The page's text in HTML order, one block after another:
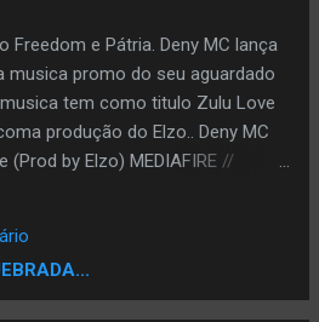
Freedom e Pátria. Deny MC lança
musica promo do seu aguardado
tem como titulo Zulu Love
produção do Elzo.. Deny MC
(Prod by Elzo) MEDIAFIRE //